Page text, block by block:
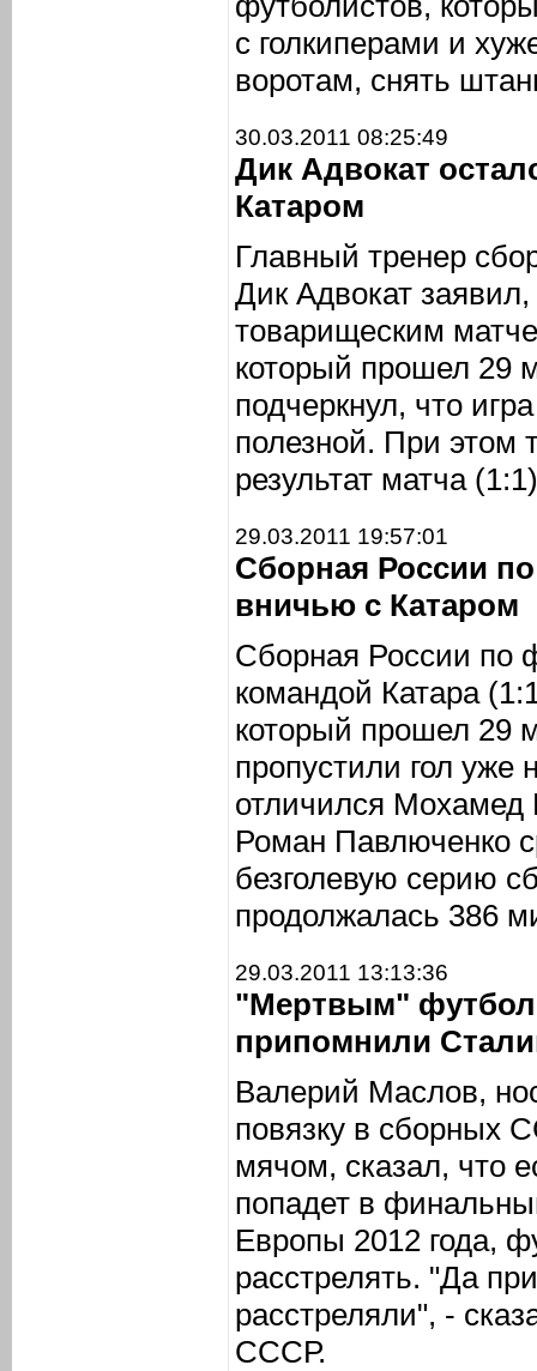
с голкиперами и
воротам, снять
30.03.2011 08:25:49
Дик Адвокат
Катаром
Главный тренер
Дик Адвокат
товарищеским
который прошел 29
подчеркнул, что
полезной. При этом
результат матча
29.03.2011 19:57:01
Сборная России
вничью с Катаром
Сборная России по
командой Катара
который прошел 29
пропустили гол уже
отличился Мохамед
Роман Павлюченко
безголевую серию
продолжалась 386
29.03.2011 13:13:36
"Мертвым"
припомнили
Валерий Маслов,
повязку в сборных
мячом, сказал, что
попадет в
Европы 2012 года,
расстрелять. "Да
расстреляли", -
СССР.